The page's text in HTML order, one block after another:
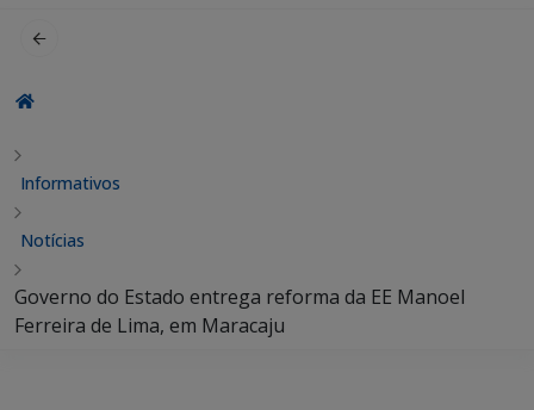
Informativos
Notícias
Governo do Estado entrega reforma da EE Manoel
Ferreira de Lima, em Maracaju